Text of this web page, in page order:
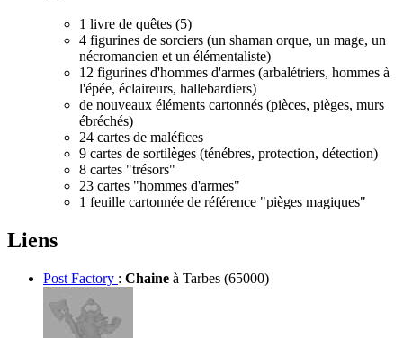
1 livre de quêtes (5)
4 figurines de sorciers (un shaman orque, un mage, un
nécromancien et un élémentaliste)
12 figurines d'hommes d'armes (arbalétriers, hommes à
l'épée, éclaireurs, hallebardiers)
de nouveaux éléments cartonnés (pièces, pièges, murs
ébréchés)
24 cartes de maléfices
9 cartes de sortilèges (ténébres, protection, détection)
8 cartes "trésors"
23 cartes "hommes d'armes"
1 feuille cartonnée de référence "pièges magiques"
Liens
Post Factory : Chaine à Tarbes (65000)